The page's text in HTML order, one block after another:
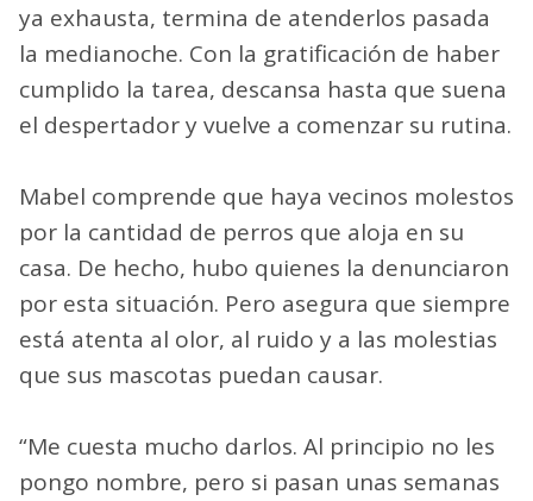
ya exhausta, termina de atenderlos pasada
la medianoche. Con la gratificación de haber
cumplido la tarea, descansa hasta que suena
el despertador y vuelve a comenzar su rutina.
Mabel comprende que haya vecinos molestos
por la cantidad de perros que aloja en su
casa. De hecho, hubo quienes la denunciaron
por esta situación. Pero asegura que siempre
está atenta al olor, al ruido y a las molestias
que sus mascotas puedan causar.
“Me cuesta mucho darlos. Al principio no les
pongo nombre, pero si pasan unas semanas